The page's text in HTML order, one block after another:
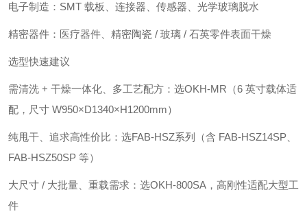
电子制造：SMT 载板、连接器、传感器、光学玻璃脱水
精密器件：医疗器件、精密陶瓷 / 玻璃 / 石英零件表面干燥
选型快速建议
需清洗 + 干燥一体化、多工艺配方：选OKH-MR（6 英寸载体适
配，尺寸 W950×D1340×H1200mm）
纯甩干、追求高性价比：选FAB-HSZ系列（含 FAB-HSZ14SP、
FAB-HSZ50SP 等）
大尺寸 / 大批量、重载需求：选OKH-800SA，高刚性适配大型工
件